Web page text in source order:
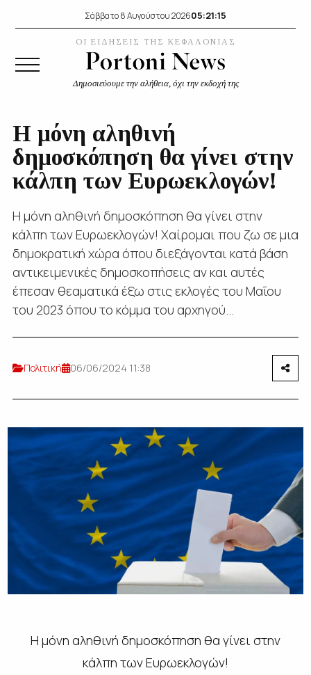
Σάββατο 8 Αυγούστου 202605:21:16
ΟΙ ΕΙΔΗΣΕΙΣ ΤΗΣ ΚΕΦΑΛΟΝΙΑΣ
Δημοσιεύουμε την αλήθεια, όχι την εκδοχή της
Η μόνη αληθινή
δημοσκόπηση θα γίνει στην
κάλπη των Ευρωεκλογών!
Η μόνη αληθινή δημοσκόπηση θα γίνει στην
κάλπη των Ευρωεκλογών! Χαίρομαι που ζω σε μια
δημοκρατική χώρα όπου διεξάγονται κατά βάση
αντικειμενικές δημοσκοπήσεις αν και αυτές
έπεσαν θεαματικά έξω στις εκλογές του Μαΐου
του 2023 όπου το κόμμα του αρχηγού...
Πολιτική 06/06/2024 11:38
Η μόνη αληθινή δημοσκόπηση θα γίνει στην
κάλπη των Ευρωεκλογών!